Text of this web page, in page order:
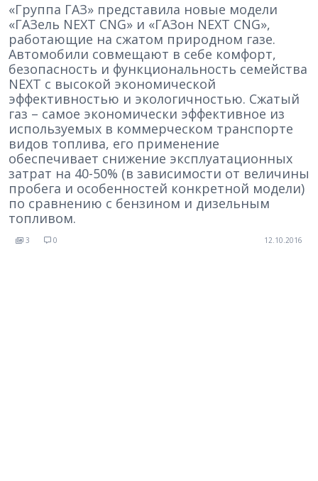
«Группа ГАЗ» представила новые модели
«ГАЗель NEXT CNG» и «ГАЗон NEXT CNG»,
работающие на сжатом природном газе.
Автомобили совмещают в себе комфорт,
безопасность и функциональность семейства
NEXT с высокой экономической
эффективностью и экологичностью. Сжатый
газ – самое экономически эффективное из
используемых в коммерческом транспорте
видов топлива, его применение
обеспечивает снижение эксплуатационных
затрат на 40-50% (в зависимости от величины
пробега и особенностей конкретной модели)
по сравнению с бензином и дизельным
топливом.
3 0 12.10.2016